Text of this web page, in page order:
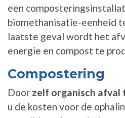
een
biomethanisatie-eenheid
laatste geval wordt het
energie en compost te
Compostering
Door zelf organisch afval
u de kosten voor de